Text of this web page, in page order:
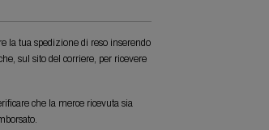
la tua spedizione di reso inserendo
sul sito del corriere, per ricevere
che la merce ricevuta sia